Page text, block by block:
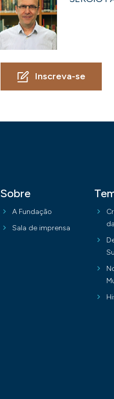
Inscreva-se
Sobre
A Fundação
Sala de imprensa